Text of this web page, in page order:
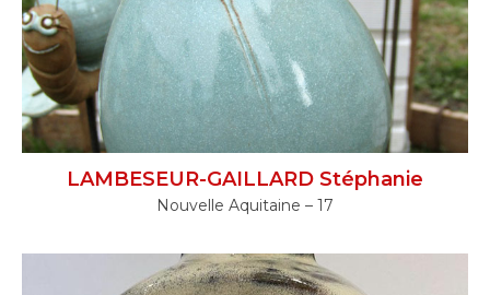
LAMBESEUR-GAILLARD Stéphanie
Nouvelle Aquitaine – 17